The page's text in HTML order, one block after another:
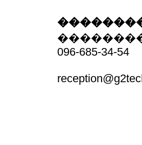
096-685-34-54